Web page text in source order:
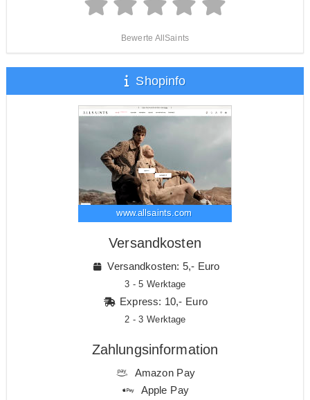
Bewerte AllSaints
Shopinfo
www.allsaints.com
Versandkosten
Versandkosten: 5,- Euro
3 - 5 Werktage
Express: 10,- Euro
2 - 3 Werktage
Zahlungsinformation
Amazon Pay
Apple Pay